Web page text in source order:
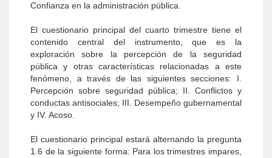
Confianza en la administración pública.
El cuestionario principal del cuarto trimestre tiene el
contenido central del instrumento, que es la
exploración sobre la percepción de la seguridad
pública y otras características relacionadas a este
fenómeno, a través de las siguientes secciones: I.
Percepción sobre seguridad pública; II. Conflictos y
conductas antisociales; III. Desempeño gubernamental
y IV. Acoso.
El cuestionario principal estará alternando la pregunta
1.6 de la siguiente forma: Para los trimestres impares,